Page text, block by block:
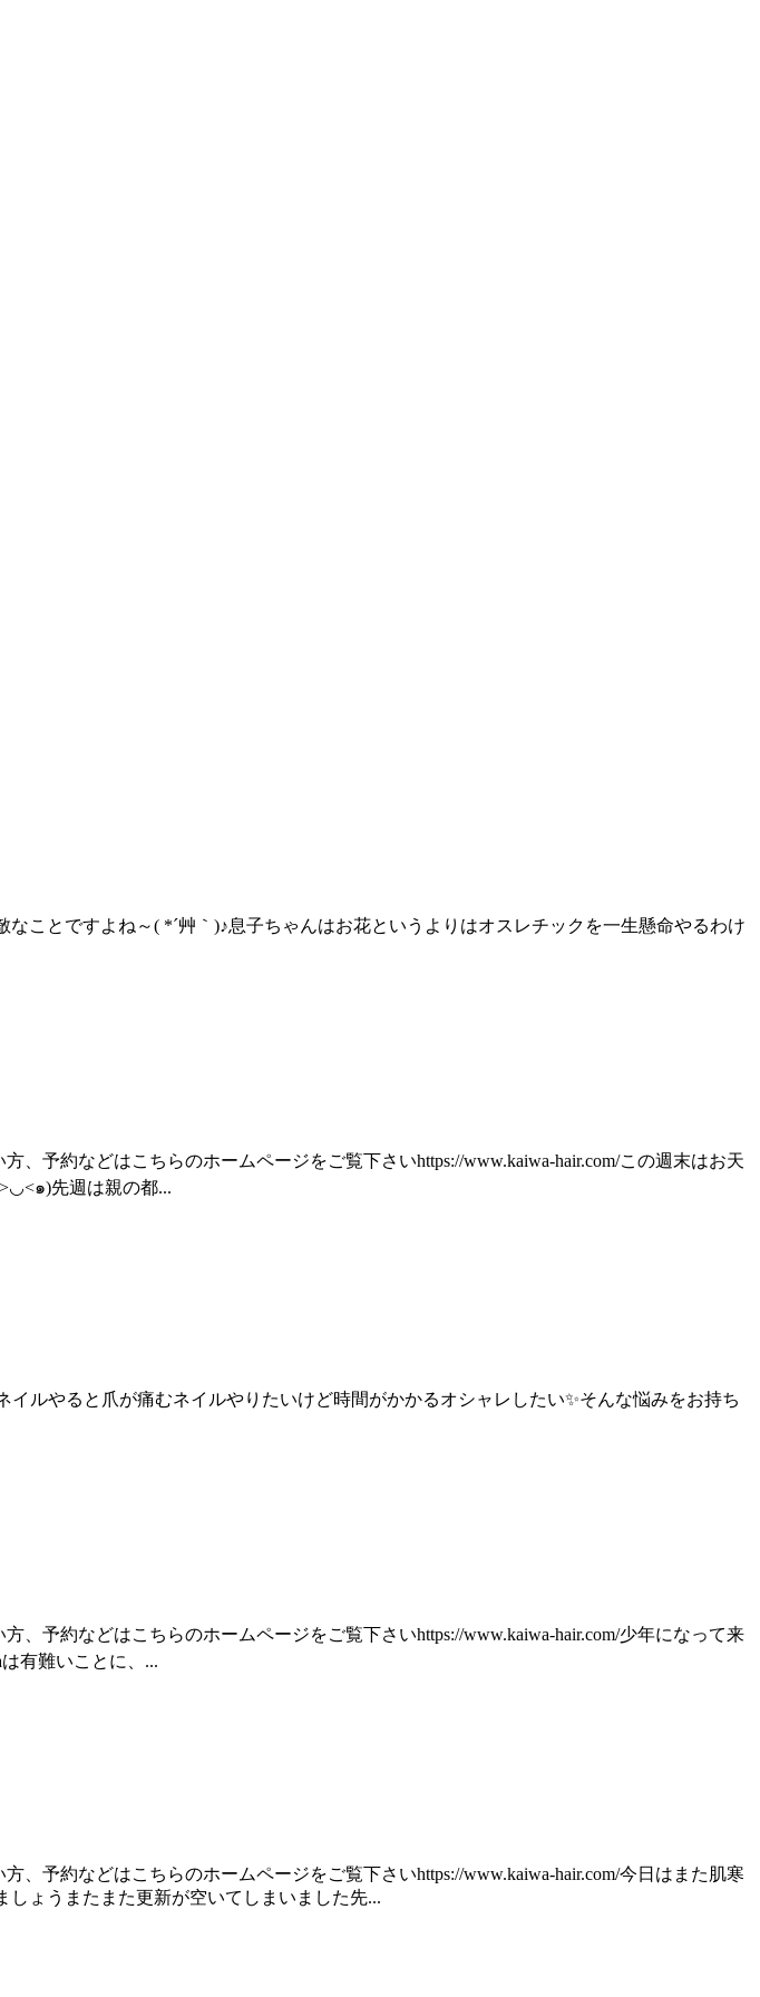
ことですよね～( *´艸｀)♪息子ちゃんはお花というよりはオスレチックを一生懸命やるわけ
予約などはこちらのホームページをご覧下さいhttps://www.kaiwa-hair.com/この週末はお天
๑)先週は親の都...
ルやると爪が痛むネイルやりたいけど時間がかかるオシャレしたい✨そんな悩みをお持ち
予約などはこちらのホームページをご覧下さいhttps://www.kaiwa-hair.com/少年になって来
有難いことに、...
予約などはこちらのホームページをご覧下さいhttps://www.kaiwa-hair.com/今日はまた肌寒
ょうまたまた更新が空いてしまいました先...